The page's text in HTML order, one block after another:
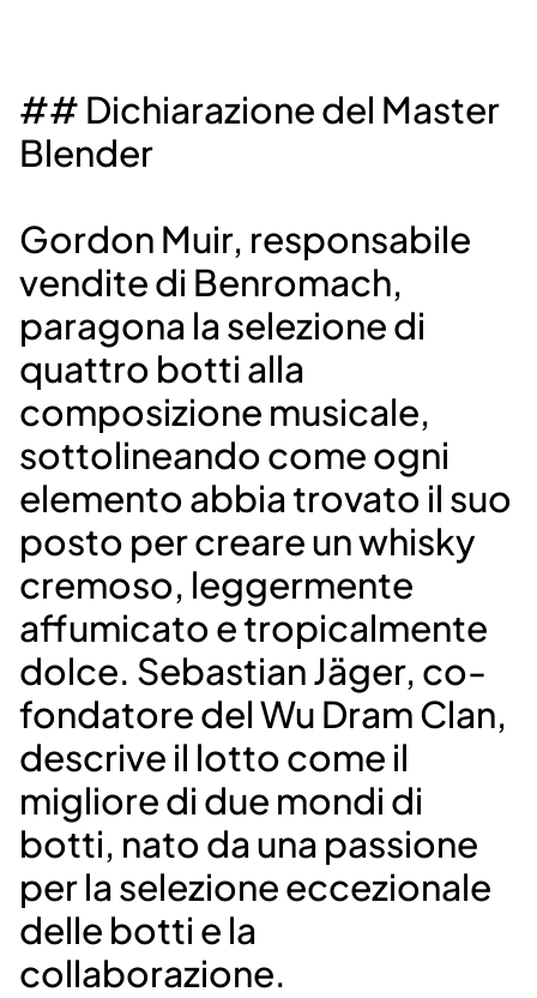
## Dichiarazione del Master
Blender
Gordon Muir, responsabile
vendite di Benromach,
paragona la selezione di
quattro botti alla
composizione musicale,
sottolineando come ogni
elemento abbia trovato il suo
posto per creare un whisky
cremoso, leggermente
affumicato e tropicalmente
dolce. Sebastian Jäger, co-
fondatore del Wu Dram Clan,
descrive il lotto come il
migliore di due mondi di
botti, nato da una passione
per la selezione eccezionale
delle botti e la
collaborazione.